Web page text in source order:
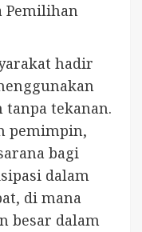
Pemilihan
hadir
tanpa tekanan.
pemimpin,
bagi
dalam
di mana
besar dalam